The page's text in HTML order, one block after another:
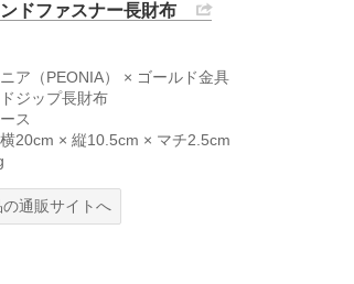
ドファスナー長財布
ア（PEONIA） × ゴールド金具
ジップ長財布
ス
20cm × 縦10.5cm × マチ2.5cm
の通販サイトへ